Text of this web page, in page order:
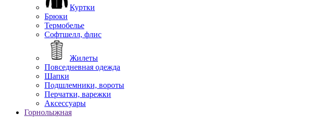
Куртки
Брюки
Термобелье
Софтшелл, флис
Жилеты
Повседневная одежда
Шапки
Подшлемники, вороты
Перчатки, варежки
Аксессуары
Горнолыжная